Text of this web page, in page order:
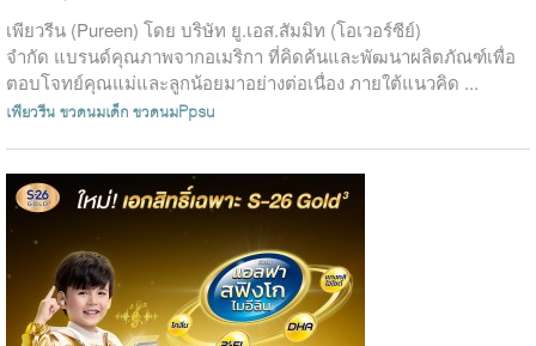
เพียวรีน (Pureen) โดย บริษัท ยู.เอส.สัมมิท (โอเวอร์ซีย์)
จำกัด แบรนด์คุณภาพจากอเมริกา ที่คิดค้นและพัฒนาผลิตภัณฑ์เพื่อ
ตอบโจทย์คุณแม่และลูกน้อยมาอย่างต่อเนื่อง ภายใต้แนวคิด ...
เพียวรีนขวดนมเด็กขวดนมPpsu